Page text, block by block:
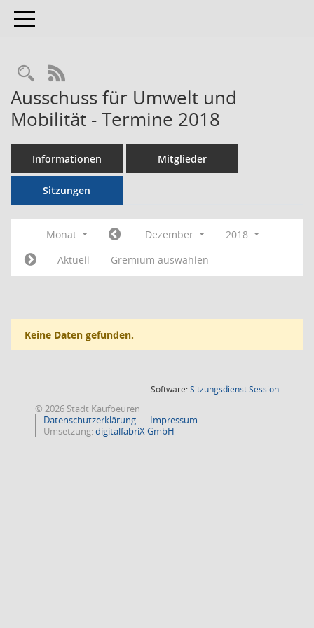
Toggle navigation
RSS-Feed
Ausschuss für Umwelt und
Mobilität - Termine 2018
Informationen Mitglieder
Sitzungen
Monat Dezember
2018
Aktuell
Gremium auswählen
Keine Daten gefunden.
Software:SitzungsdienstSession(Wird in
© 2026 Stadt Kaufbeuren
Datenschutzerklärung
Impressum
Umsetzung:digitalfabriX GmbH